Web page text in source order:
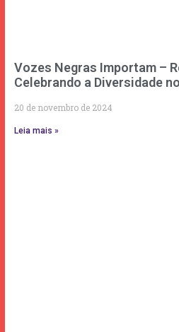
Vozes Negras Importam –
Celebrando a Diversidade
20 de novembro de 2024
Leia mais »